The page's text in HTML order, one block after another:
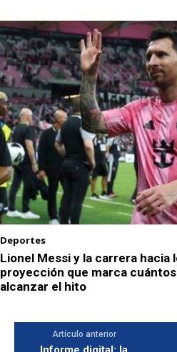
Deportes
Lionel Messi y la carrera hacia
proyección que marca
alcanzar el hito
Artículo anterior